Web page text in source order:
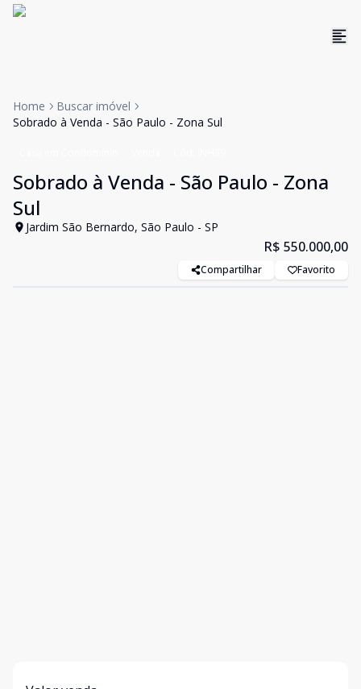
Home
Buscar imóvel
Sobrado à Venda - São Paulo - Zona Sul
Sobrado à Venda - São Paulo - Zona
Sul
Jardim São Bernardo, São Paulo - SP
R$ 550.000,00
Compartilhar Favorito